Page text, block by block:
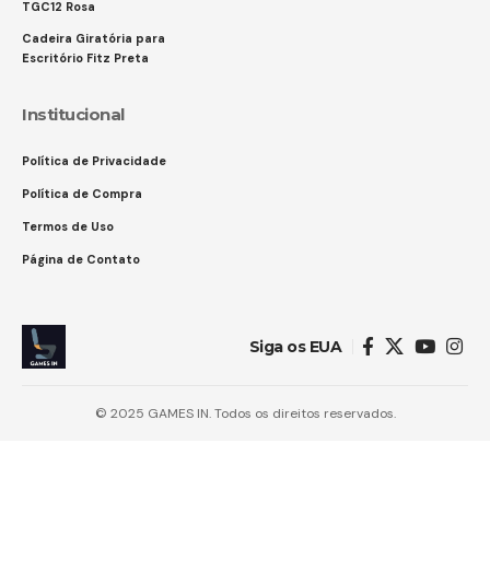
TGC12 Rosa
Cadeira Giratória para
Escritório Fitz Preta
Institucional
Política de Privacidade
Política de Compra
Termos de Uso
Página de Contato
Siga os EUA
© 2025 GAMES IN. Todos os direitos reservados.